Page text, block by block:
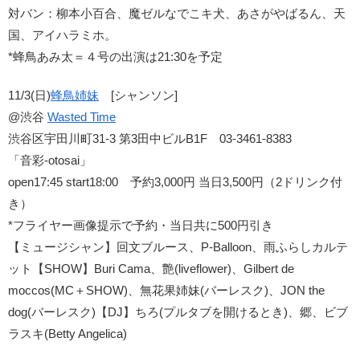
対バン：柳本小百合、魔ゼルなでこキ犬、あさがやばるん、天
国、アイハラミホ。
*蜂鳥あみ太＝４号の出演は21:30を予定
11/3(日)蜂鳥姉妹 [シャンソン]
@渋谷 Wasted Time
渋谷区宇田川町31-3 第3田中ビルB1F 03-3461-8383
「音彩-otosai」
open17:45 start18:00 予約3,000円 当日3,500円（2ドリンク付
き）
*フライヤー画像提示で予約・当日共に500円引き
【ミュージシャン】回文ブルース、P-Balloon、雨ふらしカルテ
ット【SHOW】Buri Cama、艶(liveflower)、Gilbert de
moccos(MC＋SHOW)、無花果姉妹(バーレスク)、JON the
dog(バーレスク)【DJ】ちろ(プルタブを開けるとき)、郷、ビブ
ラスキ(Betty Angelica)